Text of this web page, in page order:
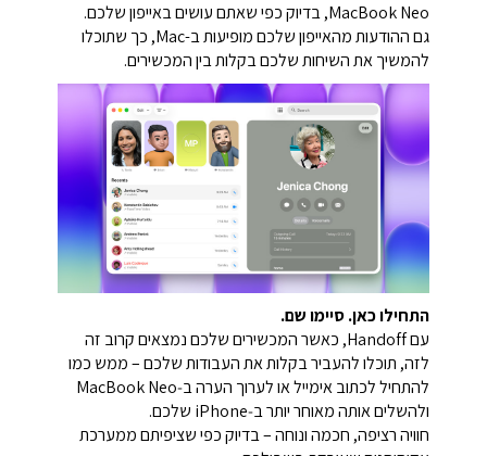
MacBook Neo, בדיוק כפי שאתם עושים באייפון שלכם.
גם ההודעות מהאייפון שלכם מופיעות ב-Mac, כך שתוכלו
להמשיך את השיחות שלכם בקלות בין המכשירים.
התחילו כאן. סיימו שם.
עם Handoff, כאשר המכשירים שלכם נמצאים קרוב זה
לזה, תוכלו להעביר בקלות את העבודות שלכם – ממש כמו
להתחיל לכתוב אימייל או לערוך הערה ב‑MacBook Neo
ולהשלים אותה מאוחר יותר ב‑iPhone שלכם.
חוויה רציפה, חכמה ונוחה – בדיוק כפי שציפיתם ממערכת